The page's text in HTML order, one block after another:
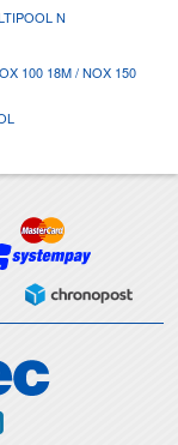
N
100 18M / NOX 150